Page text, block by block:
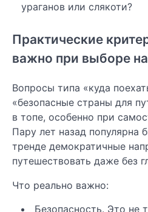
ураганов или слякоти?
Практические
важно при выборе
Вопросы типа «куда
«безопасные страны для
в топе, особенно при
Пару лет назад популярна
тренде демократичные
путешествовать даже без
Что реально важно:
Безопасность. Это не